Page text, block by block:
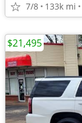
7/8 133k mi
$21,495